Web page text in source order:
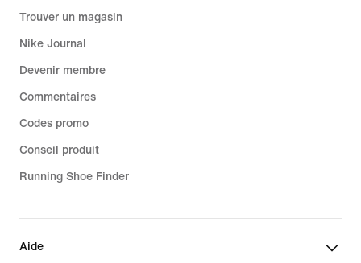
Trouver un magasin
Nike Journal
Devenir membre
Commentaires
Codes promo
Conseil produit
Running Shoe Finder
Aide